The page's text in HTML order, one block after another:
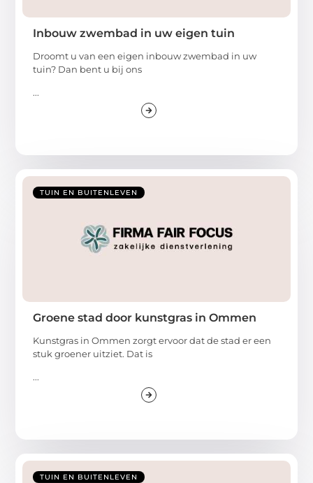
Inbouw zwembad in uw eigen tuin
Droomt u van een eigen inbouw zwembad in uw
tuin? Dan bent u bij ons
...
TUIN EN BUITENLEVEN
Groene stad door kunstgras in Ommen
Kunstgras in Ommen zorgt ervoor dat de stad er een
stuk groener uitziet. Dat is
...
TUIN EN BUITENLEVEN